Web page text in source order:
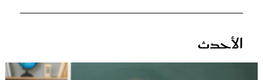
الأحدث
غلاف رفمي